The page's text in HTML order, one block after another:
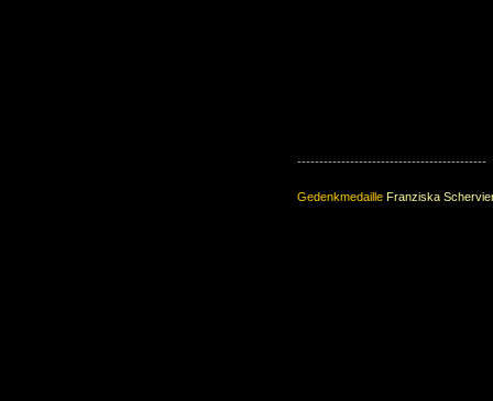
-------------------------------------------
Gedenkmedaille Franziska